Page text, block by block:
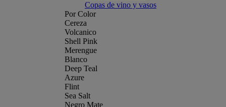
Copas de vino y vasos
Por Color
Cereza
Volcanico
Shell Pink
Merengue
Blanco
Deep Teal
Azure
Flint
Sea Salt
Negro Mate